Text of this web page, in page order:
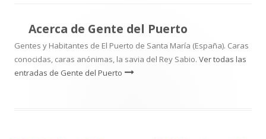
Acerca de Gente del Puerto
Gentes y Habitantes de El Puerto de Santa María (España). Caras
conocidas, caras anónimas, la savia del Rey Sabio. Ver todas las
entradas de Gente del Puerto